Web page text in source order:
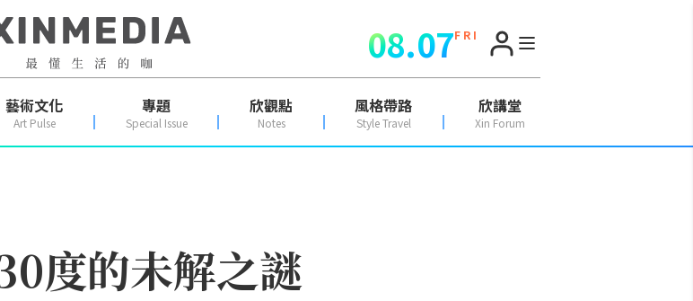
08.07F R I
藝術文化
Art Pulse
專題
Special Issue
欣觀點
Notes
風格帶路
Style Travel
欣講堂
Xin Forum
度的未解之謎